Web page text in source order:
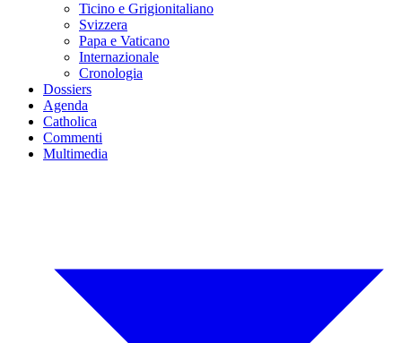
Ticino e Grigionitaliano
Svizzera
Papa e Vaticano
Internazionale
Cronologia
Dossiers
Agenda
Catholica
Commenti
Multimedia